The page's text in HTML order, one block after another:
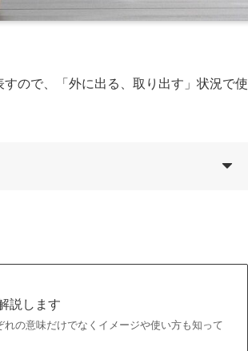
ので、「外に出る、取り出す」状況で使
説します
の意味だけでなくイメージや使い方も知って